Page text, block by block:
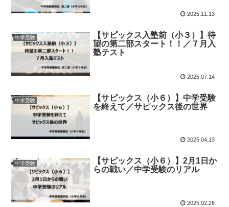
2025.11.13
中学受験
【サピックス入塾前（小３）】待
望の第二部スタート！！／７月入
塾テスト
2025.07.14
中学受験
【サピックス（小６）】中学受験
を終えて／サピックス後の世界
2025.04.13
中学受験
【サピックス（小６）】2月1日か
らの戦い／中学受験のリアル
2025.02.26